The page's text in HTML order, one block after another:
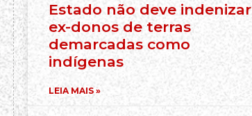
Estado não deve indenizar
ex-donos de terras
demarcadas como
indígenas
LEIA MAIS »